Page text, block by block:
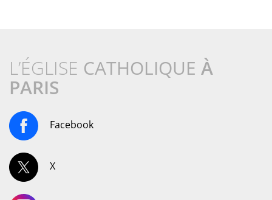
L’ÉGLISE CATHOLIQUE À
PARIS
Facebook
X